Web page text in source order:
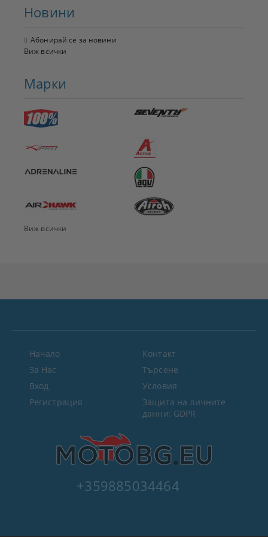
Новини
Абонирай се за новини
Виж всички
Марки
Виж всички
+359885034464
Начало
За Нас
Вход
Регистрация
Контакт
Търсене
Условия
Защита на личните
данни: GDPR